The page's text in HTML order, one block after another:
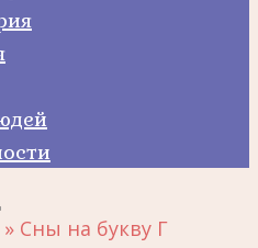
» Сны на букву Г